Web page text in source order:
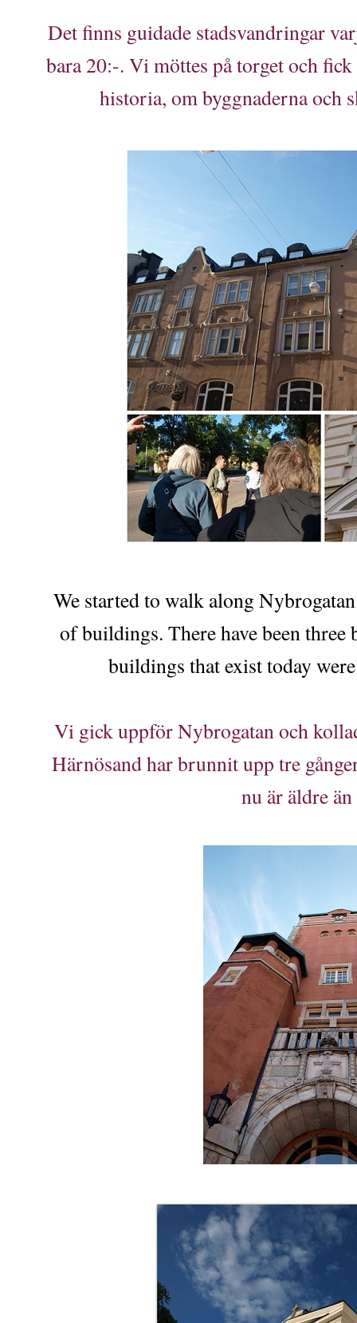
Det finns guidade stadsvandringar
bara 20:-. Vi möttes på torget och
historia, om byggnaderna och
We started to walk along
of buildings. There have been
buildings that exist today
Vi gick uppför Nybrogatan och
Härnösand har brunnit upp tre
nu är äldre